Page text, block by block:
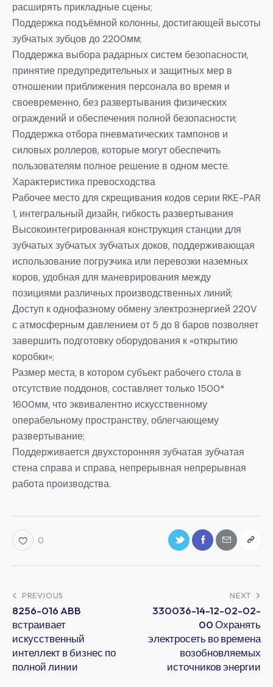
расширять прикладные сцены;
Поддержка подъёмной колонны, достигающей высоты
зубчатых зубцов до 2200мм;
Поддержка выбора радарных систем безопасности,
принятие предупредительных и защитных мер в
отношении приближения персонала во время и
своевременно, без развертывания физических
ограждений и обеспечения полной безопасности;
Поддержка отбора пневматических тампонов и
силовых роллеров, которые могут обеспечить
пользователям полное решение в одном месте.
Характеристика превосходства
Рабочее место для скрещивания кодов серии RKE-PAR
1, интегральный дизайн, гибкость развертывания
Высокоинтегрированная конструкция станции для
зубчатых зубчатых зубчатых доков, поддерживающая
использование погрузчика или перевозки наземных
коров, удобная для маневрирования между
позициями различных производственных линий;
Доступ к однофазному обмену электроэнергией 220V
с атмосферным давлением от 5 до 8 баров позволяет
завершить подготовку оборудования к «открытию
коробки»;
Размер места, в котором субъект рабочего стола в
отсутствие поддонов, составляет только 1500*
1600мм, что эквивалентно искусственному
операбельному пространству, облегчающему
развертывание;
Поддерживается двухсторонняя зубчатая зубчатая
стена справа и справа, непрерывная непрерывная
работа производства.
0
PREVIOUS
8256-016 ABB
встраивает
искусственный
интеллект в бизнес по
полной линии
NEXT
330036-14-12-02-02-
00 Охранять
электросеть во времена
возобновляемых
источников энергии